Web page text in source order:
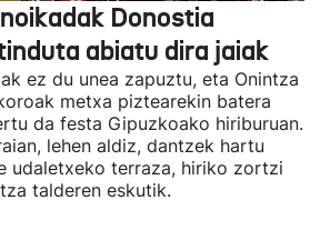
Donostia
abiatu dira jaiak
ez du unea zapuztu, eta Onintza
metxa piztearekin batera
da festa Gipuzkoako hiriburuan.
lehen aldiz, dantzek hartu
udaletxeko terraza, hiriko zortzi
talderen eskutik.